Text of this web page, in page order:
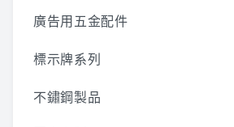
廣告用五金配件
標示牌系列
不鏽鋼製品